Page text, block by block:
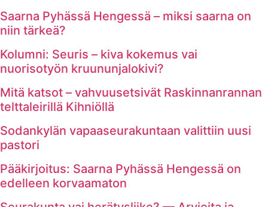
Saarna Pyhässä Hengessä – miksi saarna on
niin tärkeä?
Kolumni: Seuris – kiva kokemus vai
nuorisotyön kruununjalokivi?
Mitä katsot – vahvuusetsivät Raskinnanrannan
telttaleirillä Kihniöllä
Sodankylän vapaaseurakuntaan valittiin uusi
pastori
Pääkirjoitus: Saarna Pyhässä Hengessä on
edelleen korvaamaton